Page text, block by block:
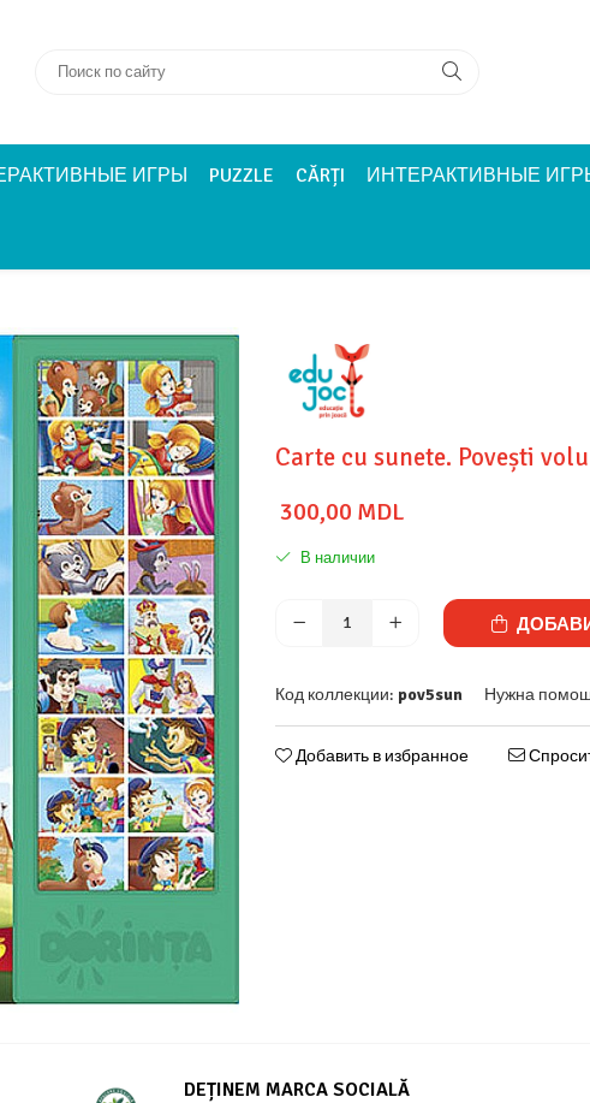
ИГРЫ PUZZLE CĂRȚI ИНТЕРАКТИВНЫЕ
Carte cu sunete. Povești
300,00 MDL
В наличии
Код коллекции: pov5sun Нужна
Добавить в избранное
DEȚINEM MARCA SOCIALĂ